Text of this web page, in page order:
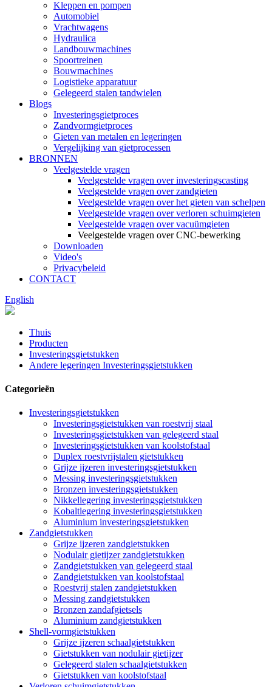
Kleppen en pompen
Automobiel
Vrachtwagens
Hydraulica
Landbouwmachines
Spoortreinen
Bouwmachines
Logistieke apparatuur
Gelegeerd stalen tandwielen
Blogs
Investeringsgietproces
Zandvormgietproces
Gieten van metalen en legeringen
Vergelijking van gietprocessen
BRONNEN
Veelgestelde vragen
Veelgestelde vragen over investeringscasting
Veelgestelde vragen over zandgieten
Veelgestelde vragen over het gieten van schelpen
Veelgestelde vragen over verloren schuimgieten
Veelgestelde vragen over vacuümgieten
Veelgestelde vragen over CNC-bewerking
Downloaden
Video's
Privacybeleid
CONTACT
English
Thuis
Producten
Investeringsgietstukken
Andere legeringen Investeringsgietstukken
Categorieën
Investeringsgietstukken
Investeringsgietstukken van roestvrij staal
Investeringsgietstukken van gelegeerd staal
Investeringsgietstukken van koolstofstaal
Duplex roestvrijstalen gietstukken
Grijze ijzeren investeringsgietstukken
Messing investeringsgietstukken
Bronzen investeringsgietstukken
Nikkellegering investeringsgietstukken
Kobaltlegering investeringsgietstukken
Aluminium investeringsgietstukken
Zandgietstukken
Grijze ijzeren zandgietstukken
Nodulair gietijzer zandgietstukken
Zandgietstukken van gelegeerd staal
Zandgietstukken van koolstofstaal
Roestvrij stalen zandgietstukken
Messing zandgietstukken
Bronzen zandafgietsels
Aluminium zandgietstukken
Shell-vormgietstukken
Grijze ijzeren schaalgietstukken
Gietstukken van nodulair gietijzer
Gelegeerd stalen schaalgietstukken
Gietstukken van koolstofstaal